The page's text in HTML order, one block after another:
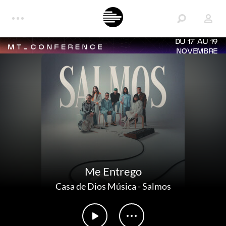
DU 17 AU 19
NOVEMBRE
Me Entrego
Casa de Dios Música-Salmos